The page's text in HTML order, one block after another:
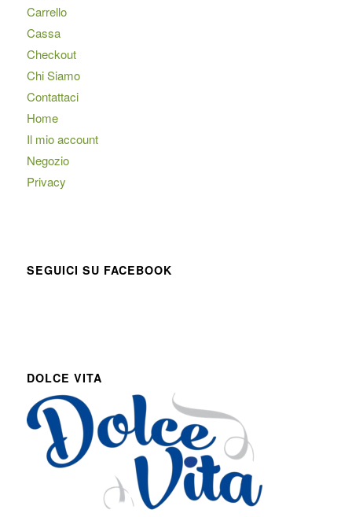
Carrello
Cassa
Checkout
Chi Siamo
Contattaci
Home
Il mio account
Negozio
Privacy
SEGUICI SU FACEBOOK
DOLCE VITA